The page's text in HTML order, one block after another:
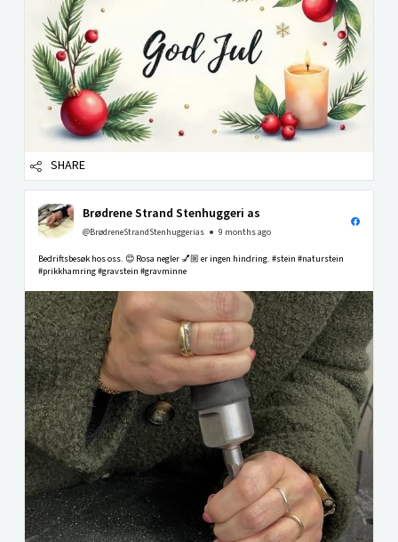
SHARE
Brødrene Strand Stenhuggeri as
@BrødreneStrandStenhuggerias 9 months ago
Bedriftsbesøk hos oss. 😊 Rosa negler 💅🏼 er ingen hindring. #stein #naturstein
#prikkhamring #gravstein #gravminne